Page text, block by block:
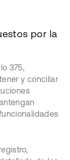
por la
375,
y conciliar